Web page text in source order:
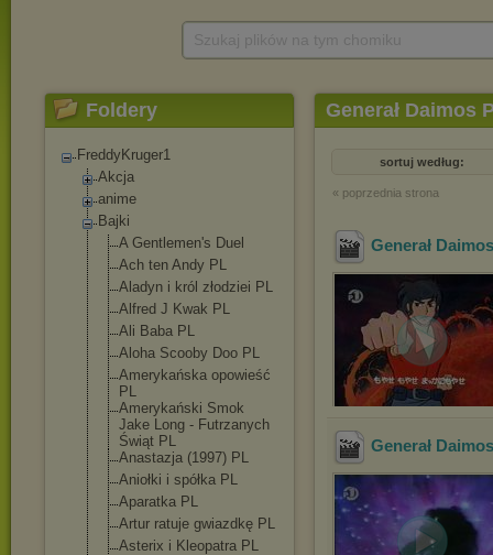
Foldery
FreddyKruger1
Akcja
anime
Bajki
A Gentlemen's Duel
Ach ten Andy PL
Aladyn i król złodziei PL
Alfred J Kwak PL
Ali Baba PL
Aloha Scooby Doo PL
Amerykańska opowieść
PL
Amerykański Smok
Jake Long - Futrzanych
Świąt PL
Anastazja (1997) PL
Aniołki i spółka PL
Aparatka PL
Artur ratuje gwiazdkę PL
Asterix i Kleopatra PL
Generał Daimos
sortuj według:
« poprzednia strona
Generał
Generał